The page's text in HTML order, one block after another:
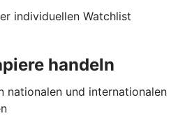
individuellen Watchlist
handeln
nationalen und internationalen